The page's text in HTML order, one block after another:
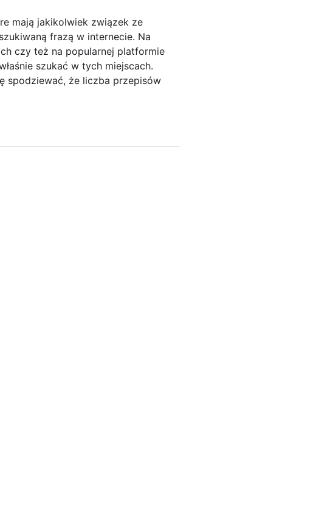
mają jakikolwiek związek ze
frazą w internecie. Na
czy też na popularnej platformie
szukać w tych miejscach.
spodziewać, że liczba przepisów